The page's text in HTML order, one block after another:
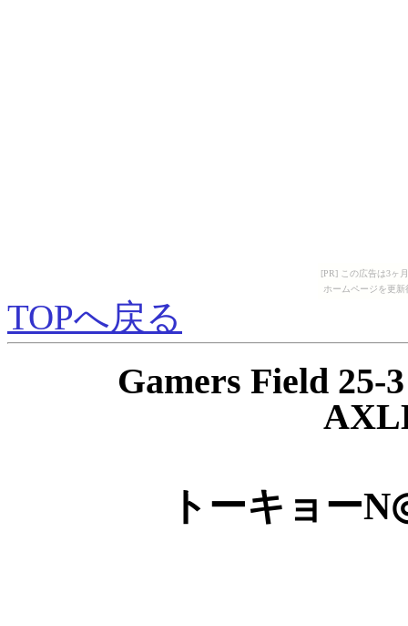
[PR] この広告は3ヶ
ホームページを更
TOPへ戻る
Gamers Field
トーキョー